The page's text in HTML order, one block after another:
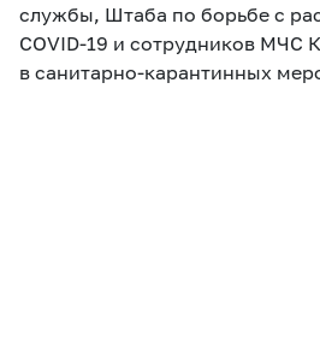
службы, Штаба по борьбе с
COVID-19 и сотрудников МЧС
в санитарно-карантинных